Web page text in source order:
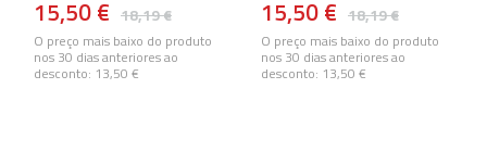
18,19 €
15,50 €
O preço mais baixo do produto
nos 30 dias anteriores ao
desconto: 13,50 €
18,19 €
15,50 €
O preço mais baixo do produto
nos 30 dias anteriores ao
desconto: 13,50 €